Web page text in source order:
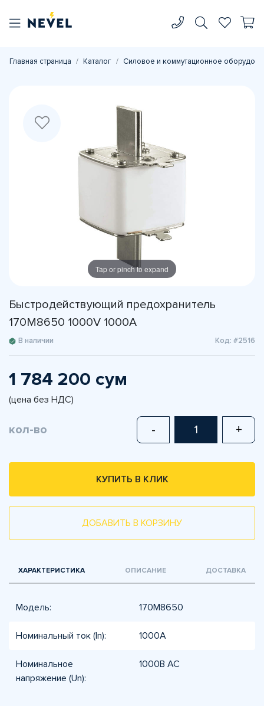
Главная страница Каталог Силовое и коммутационное
Tap or pinch to expand
Быстродействующий предохранитель
170M8650 1000V 1000A
В наличии Код: #2516
1 784 200 сум
(цена без НДС)
кол-во - +
КУПИТЬ В КЛИК
ДОБАВИТЬ В КОРЗИНУ
ХАРАКТЕРИСТИКА ОПИСАНИЕ ДОСТАВКА
Модель: 170M8650
Номинальный ток (In): 1000А
Номинальное
напряжение (Un):
1000В AC